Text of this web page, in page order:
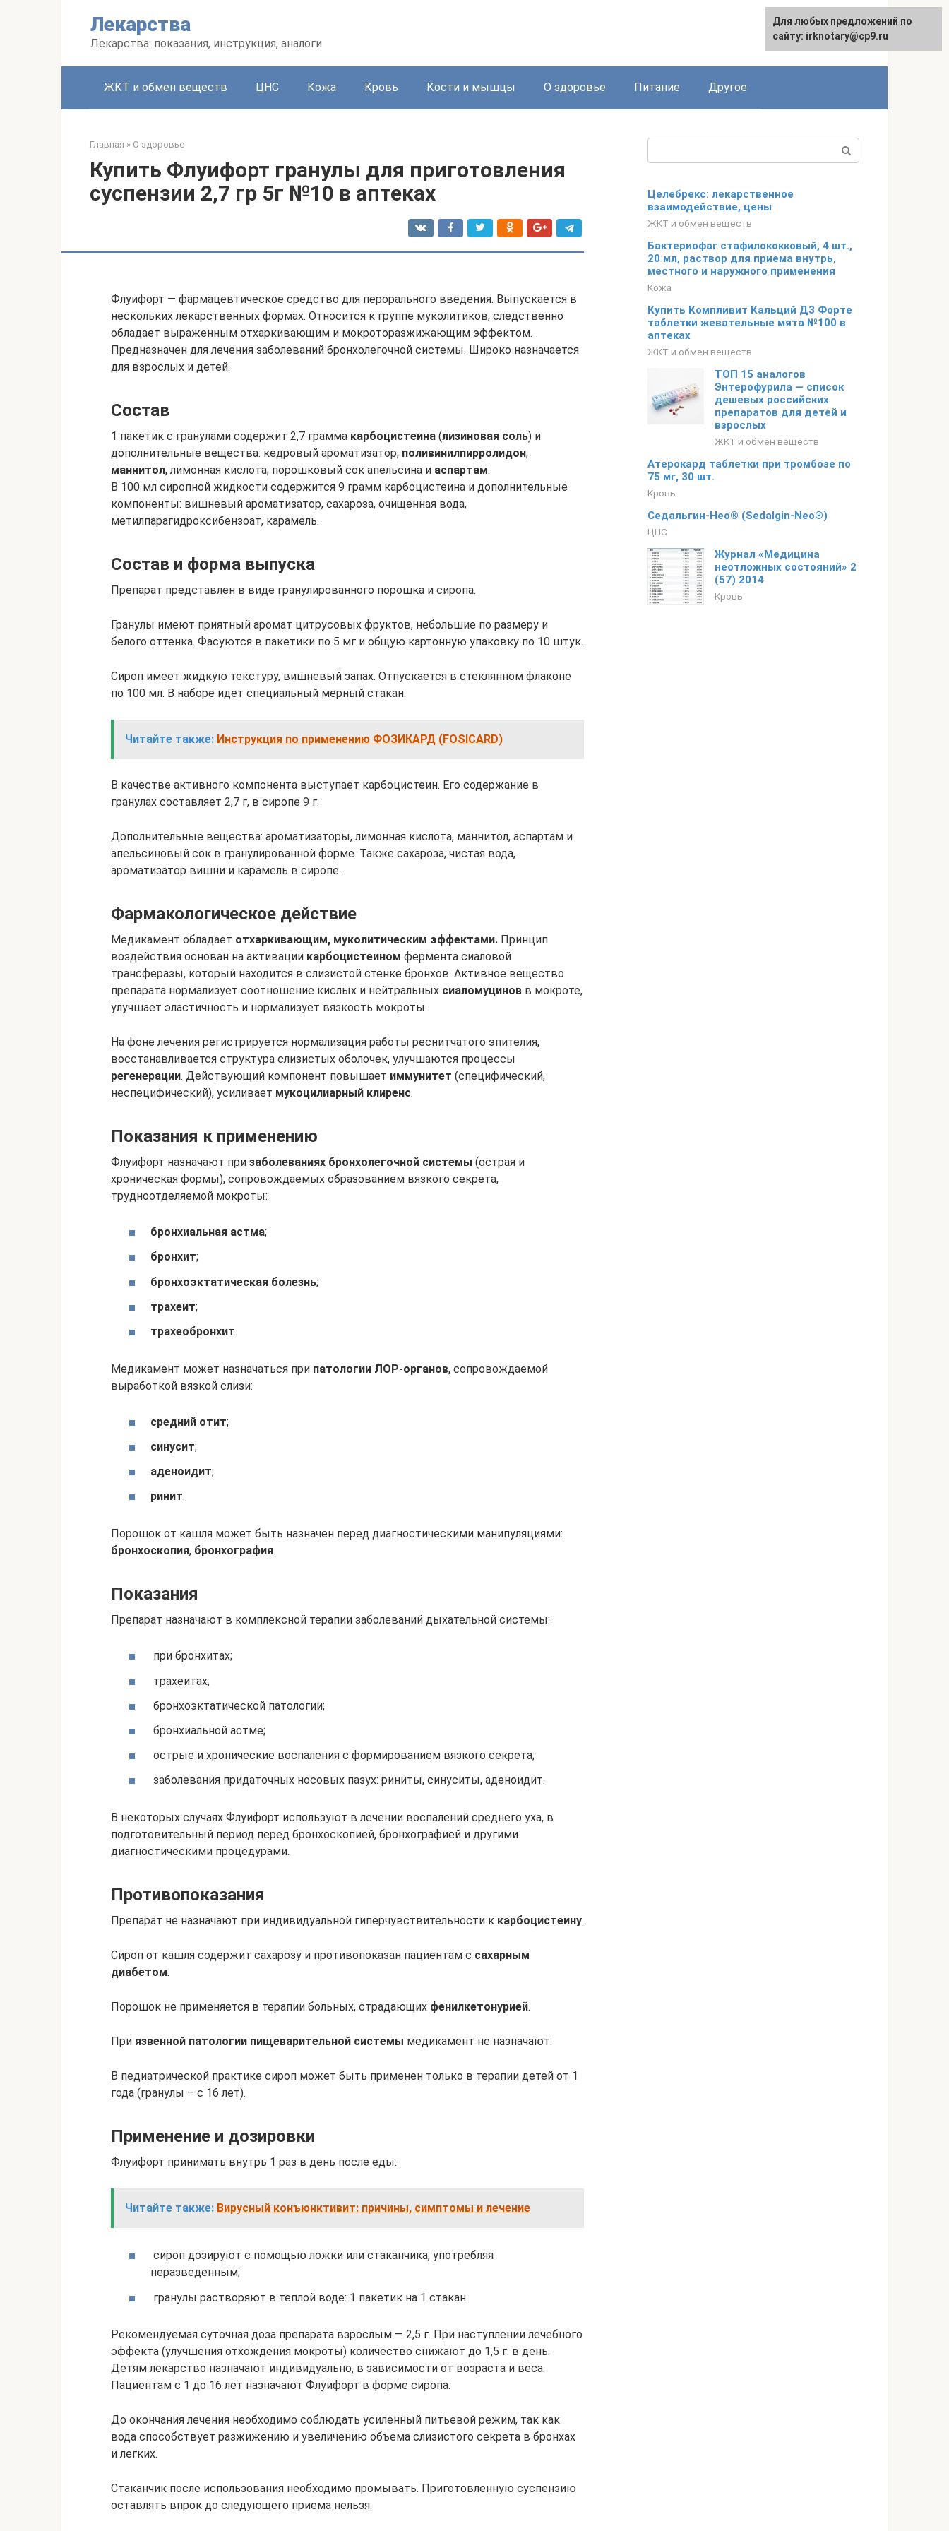
Лекарства
Лекарства: показания, инструкция, аналоги
ЖКТ и обмен веществ ЦНС Кожа Кровь Кости и мышцы О здоровье Питание Другое
Главная » О здоровье
Купить Флуифорт гранулы для приготовления
суспензии 2,7 гр 5г №10 в аптеках
Флуифорт — фармацевтическое средство для перорального введения. Выпускается в
нескольких лекарственных формах. Относится к группе муколитиков, следственно
обладает выраженным отхаркивающим и мокроторазжижающим эффектом.
Предназначен для лечения заболеваний бронхолегочной системы. Широко назначается
для взрослых и детей.
Состав
1 пакетик с гранулами содержит 2,7 грамма карбоцистеина (лизиновая соль) и
дополнительные вещества: кедровый ароматизатор, поливинилпирролидон,
маннитол, лимонная кислота, порошковый сок апельсина и аспартам.
В 100 мл сиропной жидкости содержится 9 грамм карбоцистеина и дополнительные
компоненты: вишневый ароматизатор, сахароза, очищенная вода,
метилпарагидроксибензоат, карамель.
Состав и форма выпуска
Препарат представлен в виде гранулированного порошка и сиропа.
Гранулы имеют приятный аромат цитрусовых фруктов, небольшие по размеру и
белого оттенка. Фасуются в пакетики по 5 мг и общую картонную упаковку по 10 штук.
Сироп имеет жидкую текстуру, вишневый запах. Отпускается в стеклянном флаконе
по 100 мл. В наборе идет специальный мерный стакан.
Читайте также: Инструкция по применению ФОЗИКАРД (FOSICARD)
В качестве активного компонента выступает карбоцистеин. Его содержание в
гранулах составляет 2,7 г, в сиропе 9 г.
Дополнительные вещества: ароматизаторы, лимонная кислота, маннитол, аспартам и
апельсиновый сок в гранулированной форме. Также сахароза, чистая вода,
ароматизатор вишни и карамель в сиропе.
Фармакологическое действие
Медикамент обладает отхаркивающим, муколитическим эффектами. Принцип
воздействия основан на активации карбоцистеином фермента сиаловой
трансферазы, который находится в слизистой стенке бронхов. Активное вещество
препарата нормализует соотношение кислых и нейтральных сиаломуцинов в мокроте,
улучшает эластичность и нормализует вязкость мокроты.
На фоне лечения регистрируется нормализация работы реснитчатого эпителия,
восстанавливается структура слизистых оболочек, улучшаются процессы
регенерации. Действующий компонент повышает иммунитет (специфический,
неспецифический), усиливает мукоцилиарный клиренс.
Показания к применению
Флуифорт назначают при заболеваниях бронхолегочной системы (острая и
хроническая формы), сопровождаемых образованием вязкого секрета,
трудноотделяемой мокроты:
бронхиальная астма;
бронхит;
бронхоэктатическая болезнь;
трахеит;
трахеобронхит.
Медикамент может назначаться при патологии ЛОР-органов, сопровождаемой
выработкой вязкой слизи:
средний отит;
синусит;
аденоидит;
ринит.
Порошок от кашля может быть назначен перед диагностическими манипуляциями:
бронхоскопия, бронхография.
Показания
Препарат назначают в комплексной терапии заболеваний дыхательной системы:
при бронхитах;
трахеитах;
бронхоэктатической патологии;
бронхиальной астме;
острые и хронические воспаления с формированием вязкого секрета;
заболевания придаточных носовых пазух: риниты, синуситы, аденоидит.
В некоторых случаях Флуифорт используют в лечении воспалений среднего уха, в
подготовительный период перед бронхоскопией, бронхографией и другими
диагностическими процедурами.
Противопоказания
Препарат не назначают при индивидуальной гиперчувствительности к карбоцистеину.
Сироп от кашля содержит сахарозу и противопоказан пациентам с сахарным
диабетом.
Порошок не применяется в терапии больных, страдающих фенилкетонурией.
При язвенной патологии пищеварительной системы медикамент не назначают.
В педиатрической практике сироп может быть применен только в терапии детей от 1
года (гранулы – с 16 лет).
Применение и дозировки
Флуифорт принимать внутрь 1 раз в день после еды:
Читайте также: Вирусный конъюнктивит: причины, симптомы и лечение
сироп дозируют с помощью ложки или стаканчика, употребляя
неразведенным;
гранулы растворяют в теплой воде: 1 пакетик на 1 стакан.
Рекомендуемая суточная доза препарата взрослым — 2,5 г. При наступлении лечебного
эффекта (улучшения отхождения мокроты) количество снижают до 1,5 г. в день.
Детям лекарство назначают индивидуально, в зависимости от возраста и веса.
Пациентам с 1 до 16 лет назначают Флуифорт в форме сиропа.
До окончания лечения необходимо соблюдать усиленный питьевой режим, так как
вода способствует разжижению и увеличению объема слизистого секрета в бронхах
и легких.
Стаканчик после использования необходимо промывать. Приготовленную суспензию
оставлять впрок до следующего приема нельзя.
Целебрекс: лекарственное
взаимодействие, цены
ЖКТ и обмен веществ
Бактериофаг стафилококковый, 4 шт.,
20 мл, раствор для приема внутрь,
местного и наружного применения
Кожа
Купить Компливит Кальций Д3 Форте
таблетки жевательные мята №100 в
аптеках
ЖКТ и обмен веществ
ТОП 15 аналогов
Энтерофурила — список
дешевых российских
препаратов для детей и
взрослых
ЖКТ и обмен веществ
Атерокард таблетки при тромбозе по
75 мг, 30 шт.
Кровь
Седальгин-Нео® (Sedalgin-Neo®)
ЦНС
Журнал «Медицина
неотложных состояний» 2
(57) 2014
Кровь
Для любых предложений по
сайту: irknotary@cp9.ru